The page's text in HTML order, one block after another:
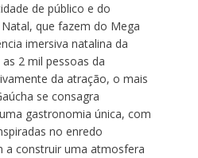
de público e do
que fazem do Mega
imersiva natalina da
2 mil pessoas da
da atração, o mais
se consagra
gastronomia única, com
no enredo
a construir uma atmosfera